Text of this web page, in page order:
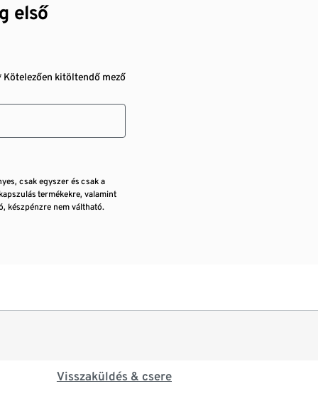
első
Kötelezően kitöltendő mező
csak egyszer és csak a
termékekre, valamint
készpénzre nem váltható.
Visszaküldés & csere